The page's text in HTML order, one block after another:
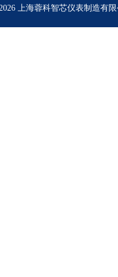
上海蓉科智芯仪表制造有